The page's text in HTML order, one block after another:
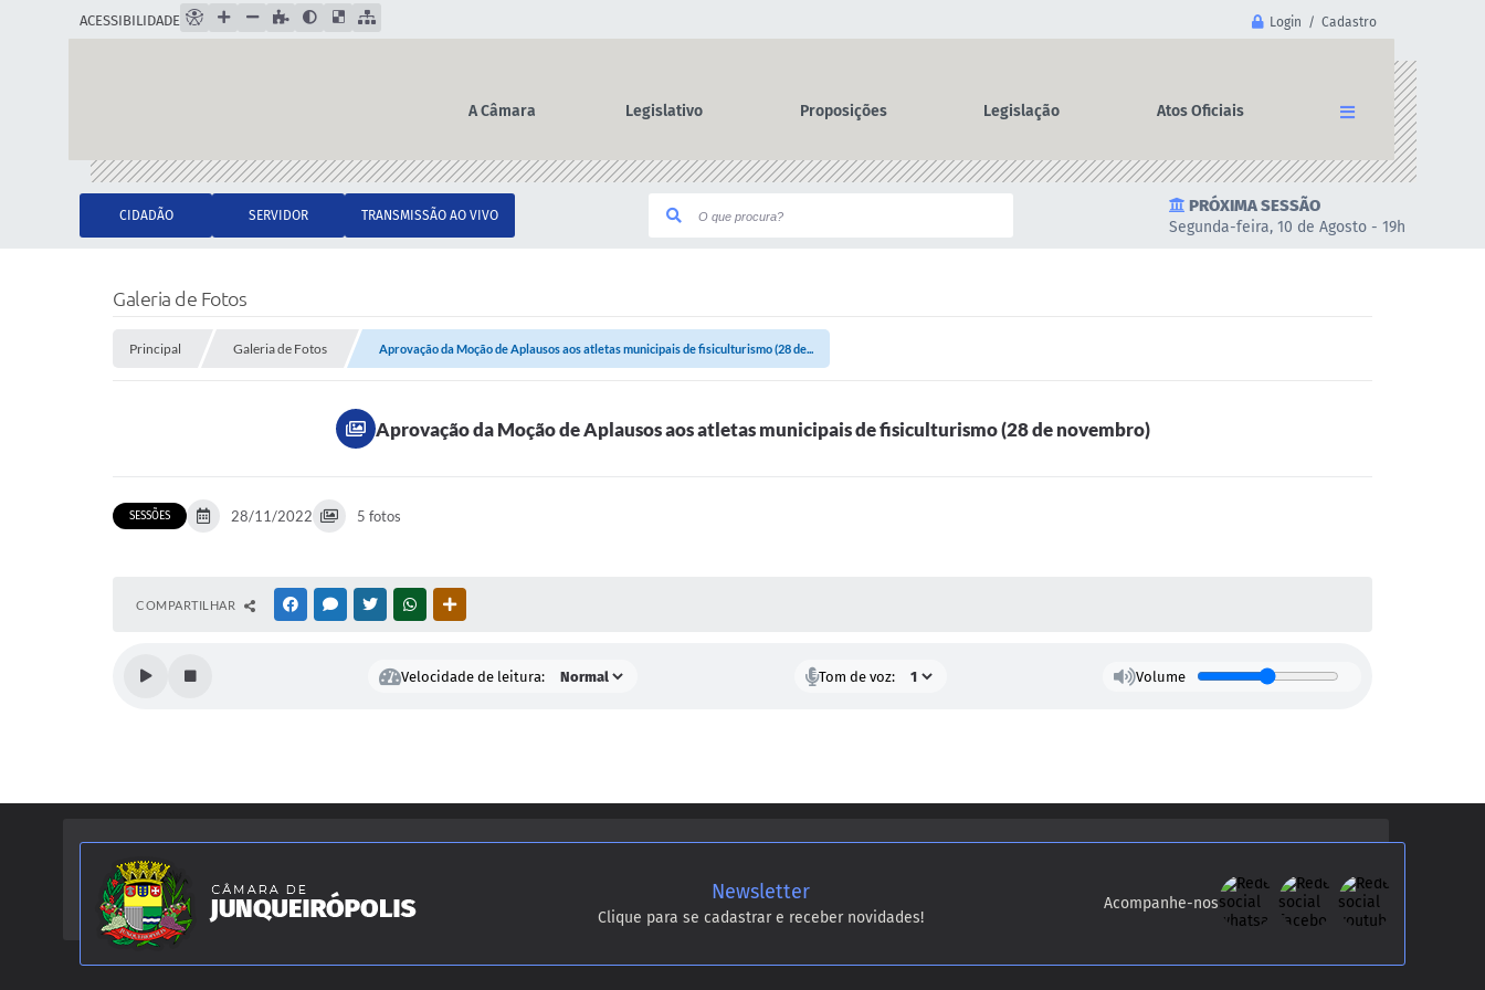
Login / Cadastro
ACESSIBILIDADE
A Câmara Legislativo Proposições Legislação Atos Oficiais
CIDADÃO SERVIDOR TRANSMISSÃO AO VIVO
PRÓXIMA SESSÃO
Segunda-feira, 10 de Agosto - 19h
Galeria de Fotos
Principal Galeria de Fotos Aprovação da Moção de Aplausos aos atletas municipais de fisiculturismo (28 de...
Aprovação da Moção de Aplausos aos atletas municipais de fisiculturismo (28 de novembro)
SESSÕES 28/11/2022 5 fotos
COMPARTILHAR FACEBOOKMESSENGER
TWITTERWHATSAPP
Velocidade de leitura: Tom de voz: Volume
Newsletter
Clique para se cadastrar e receber novidades!
Acompanhe-nos